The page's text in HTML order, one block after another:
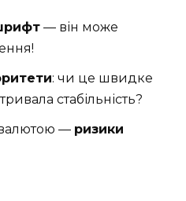
— він може
: чи це швидке
стабільність?
валютою — ризики